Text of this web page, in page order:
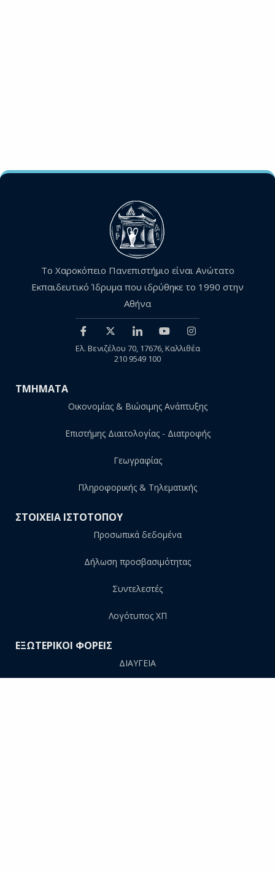
Το Χαροκόπειο Πανεπιστήμιο είναι Ανώτατο
Εκπαιδευτικό Ίδρυμα που ιδρύθηκε το 1990 στην
Αθήνα
Ελ. Βενιζέλου 70, 17676, Καλλιθέα
210 9549 100
ΤΜΗΜΑΤΑ
Οικονομίας & Βιώσιμης Ανάπτυξης
Επιστήμης Διαιτολογίας - Διατροφής
Γεωγραφίας
Πληροφορικής & Τηλεματικής
ΣΤΟΙΧΕΙΑ ΙΣΤΟΤΟΠΟΥ
Προσωπικά δεδομένα
Δήλωση προσβασιμότητας
Συντελεστές
Λογότυπος ΧΠ
ΕΞΩΤΕΡΙΚΟΙ ΦΟΡΕΙΣ
ΔΙΑΥΓΕΙΑ